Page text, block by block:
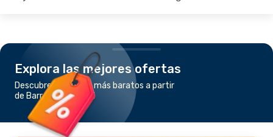
Explora las mejores ofertas
Descubre los vuelos más baratos a partir
de Barranquilla a Cali